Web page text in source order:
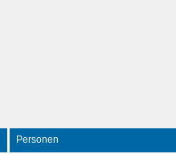
Personen